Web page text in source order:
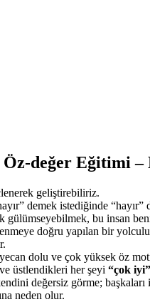
değer Eğitimi –
geliştirebiliriz.
demek istediğinde “hayır”
gülümseyebilmek, bu insan
doğru yapılan bir
dolu ve çok yüksek öz
üstlendikleri her şeyi “çok iyi”
değersiz görme;
neden olur.